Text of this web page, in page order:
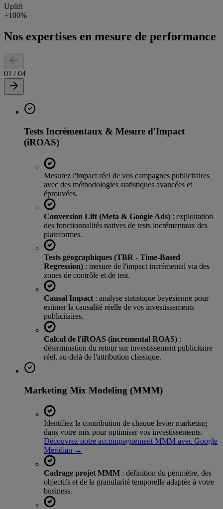
Uplift
+100%
Nos expertises en mesure de performance
01 / 04
Tests Incrémentaux & Mesure d'Impact
(iROAS)
Mesurez l'impact réel de vos campagnes publicitaires
avec des méthodologies statistiques avancées et
éprouvées.
Conversion Lift (Meta & Google Ads) : exploitation
des fonctionnalités natives de tests incrémentaux des
plateformes.
Tests géographiques (TBR - Time-Based
Regression) : mesure de l'impact incrémental via des
zones de contrôle et de test.
Causal Impact : analyse statistique bayésienne pour
estimer la causalité réelle de vos investissements
publicitaires.
Calcul de l'iROAS (incremental ROAS) :
détermination du retour sur investissement publicitaire
réel, au-delà de l'attribution classique.
Marketing Mix Modeling (MMM)
Identifiez la contribution de chaque levier marketing
dans votre mix pour optimiser vos investissements.
Découvrez notre accompagnement MMM avec Google
Meridian →
Cadrage projet MMM : définition du périmètre, des
objectifs et de la granularité temporelle adaptée à votre
business.